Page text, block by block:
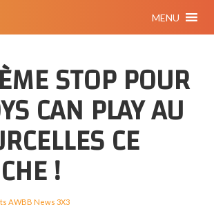
MENU
STOP POUR
CAN PLAY AU
CE
!
AWBB News 3X3